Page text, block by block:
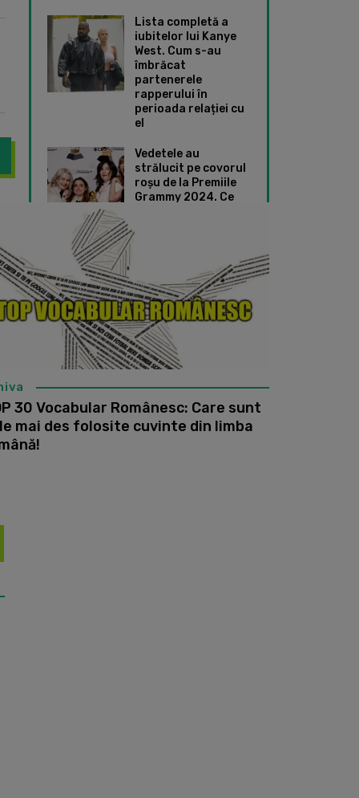
Lista completă a
iubitelor lui Kanye
West. Cum s-au
îmbrăcat
partenerele
rapperului în
perioada relației cu
el
Vedetele au
strălucit pe covorul
roșu de la Premiile
Grammy 2024. Ce
de la noi care au cântat piese doar în limba română
30 Vocabular Românesc: Care sunt
mai des folosite cuvinte din limba